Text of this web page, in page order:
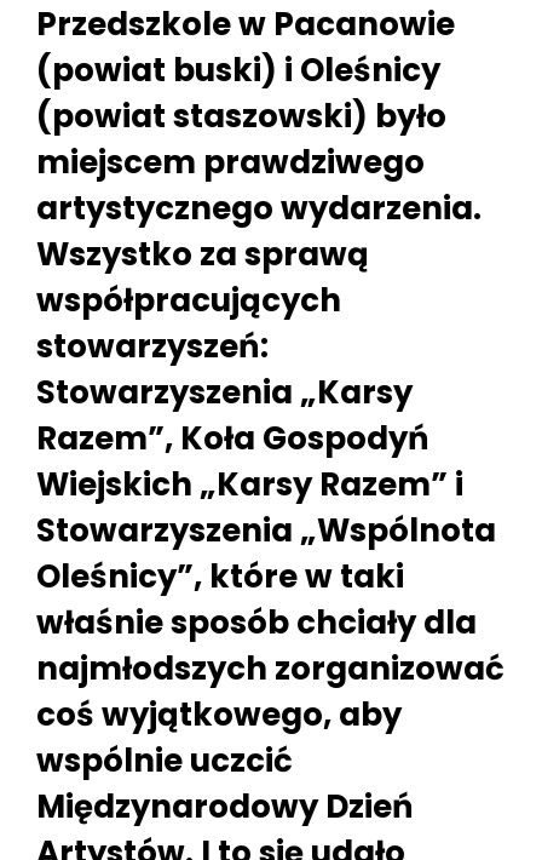
Przedszkole w Pacanowie
(powiat buski) i Oleśnicy
(powiat staszowski) było
miejscem prawdziwego
artystycznego wydarzenia.
Wszystko za sprawą
współpracujących
stowarzyszeń:
Stowarzyszenia „Karsy
Razem”, Koła Gospodyń
Wiejskich „Karsy Razem” i
Stowarzyszenia „Wspólnota
Oleśnicy”, które w taki
właśnie sposób chciały dla
najmłodszych zorganizować
coś wyjątkowego, aby
wspólnie uczcić
Międzynarodowy Dzień